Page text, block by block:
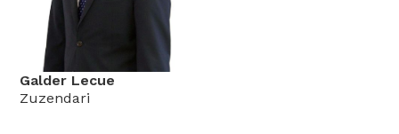
Galder Lecue
Zuzendari